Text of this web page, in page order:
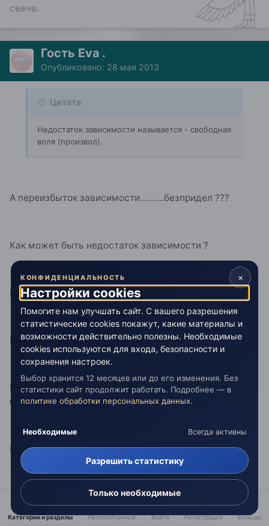
свеча.
Гость Eva .
Опубликовано: 28 мая 2013
Цитата
Недостаток зависимости называется - свободная
воля (произвол).
А переизбыток зависимости..........безпридел ???
Как может быть недостаток зависимости ?
И что такое свободная воля ?
Вольному .....воля ).....свобода нам только снится )))
Каждый от кого то.....или от чего то зависит ))).....(хотя
бы....от погодных условий....зависит каждый )
И если отказался от взаимодействия.......это еще не
значит, что стал свободным от зависимости )))
А если например.........попал в плен (в рабство ).....не
Категории и разделы Непрочитанные Войти Регистрация Больше
×
КОНФИДЕНЦИАЛЬНОСТЬ
Настройки cookies
Помогите нам улучшать сайт. С вашего разрешения
статистические cookies покажут, какие материалы и
возможности действительно полезны. Необходимые
cookies используются для входа, безопасности и
сохранения настроек.
Выбор хранится 12 месяцев или до его изменения. Без
статистики сайт продолжит работать. Подробнее — в
политике обработки персональных данных.
Необходимые Всегда активны
Разрешить статистику
Только необходимые